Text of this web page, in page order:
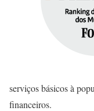
serviços básicos à
financeiros.